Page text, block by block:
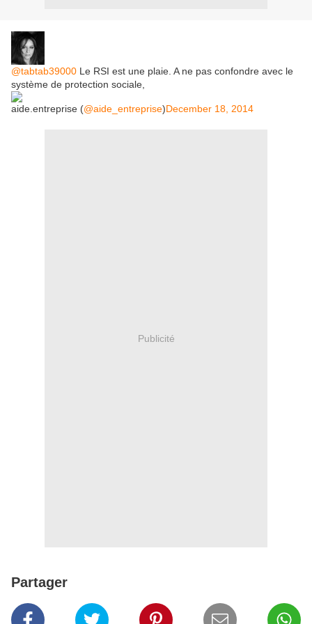
@tabtab39000 Le RSI est une plaie. A ne pas confondre avec le
système de protection sociale,
aide.entreprise (@aide_entreprise)December 18, 2014
Publicité
Partager